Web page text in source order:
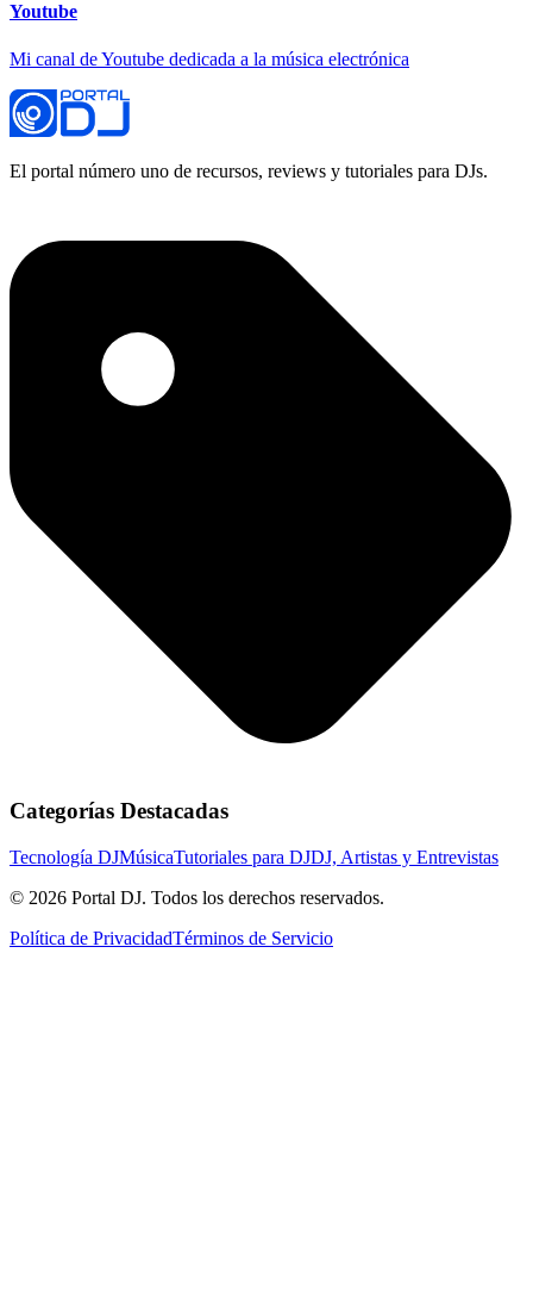
Youtube
Mi canal de Youtube dedicada a la música electrónica
El portal número uno de recursos, reviews y tutoriales para DJs.
Categorías Destacadas
Tecnología DJMúsicaTutoriales para DJDJ, Artistas y Entrevistas
© 2026 Portal DJ. Todos los derechos reservados.
Política de PrivacidadTérminos de Servicio